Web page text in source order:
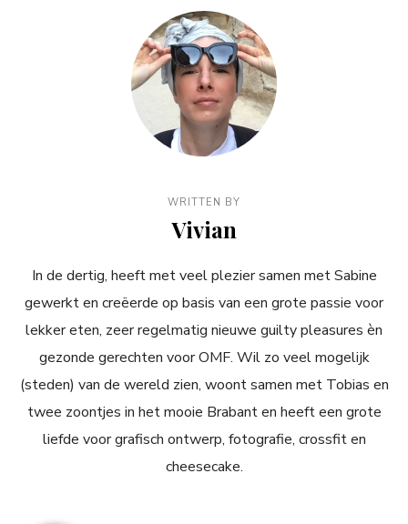
WRITTEN BY
Vivian
In de dertig, heeft met veel plezier samen met Sabine
gewerkt en creëerde op basis van een grote passie voor
lekker eten, zeer regelmatig nieuwe guilty pleasures èn
gezonde gerechten voor OMF. Wil zo veel mogelijk
(steden) van de wereld zien, woont samen met Tobias en
twee zoontjes in het mooie Brabant en heeft een grote
liefde voor grafisch ontwerp, fotografie, crossfit en
cheesecake.